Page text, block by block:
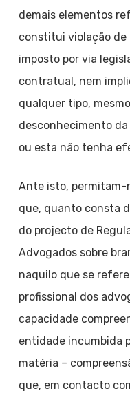
demais elementos
constitui violação de
imposto por via
contratual, nem
qualquer tipo,
desconhecimento
ou esta não tenha
Ante isto, permitam-
que, quanto consta
do projecto de
Advogados sobre
naquilo que se
profissional dos
capacidade
entidade incumbida
matéria –
que, em contacto